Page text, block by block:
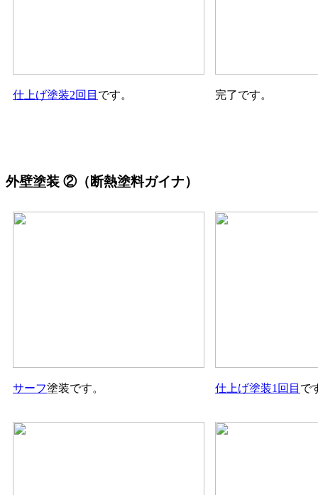
仕上げ塗装2回目 です。 完了です。
外壁塗装 ②（断熱塗料ガイナ）
サーフ塗装です。 仕上げ塗装1回目 で